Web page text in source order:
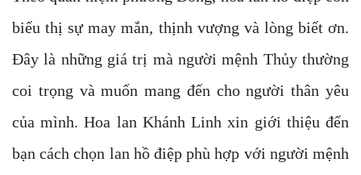
biểu thị sự may mắn, thịnh vượng và lòng biết ơn.
Đây là những giá trị mà người mệnh Thủy thường
coi trọng và muốn mang đến cho người thân yêu
của mình. Hoa lan Khánh Linh xin giới thiệu đến
bạn cách chọn lan hồ điệp phù hợp với người mệnh